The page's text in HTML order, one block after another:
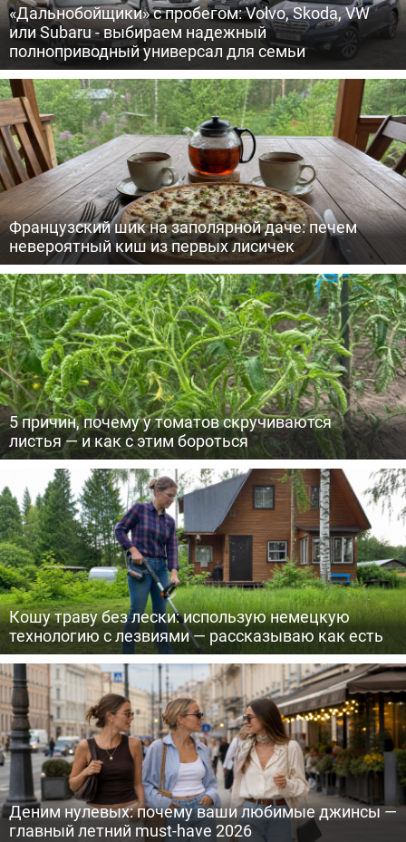
«Дальнобойщики» с пробегом: Volvo, Skoda, VW
или Subaru - выбираем надежный
полноприводный универсал для семьи
Французский шик на заполярной даче: печем
невероятный киш из первых лисичек
5 причин, почему у томатов скручиваются
листья — и как с этим бороться
Кошу траву без лески: использую немецкую
технологию с лезвиями — рассказываю как есть
Деним нулевых: почему ваши любимые джинсы —
главный летний must-have 2026